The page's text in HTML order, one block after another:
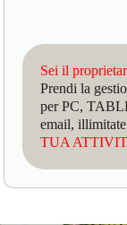
Sei il
Prendi la
per PC,
email,
TUA